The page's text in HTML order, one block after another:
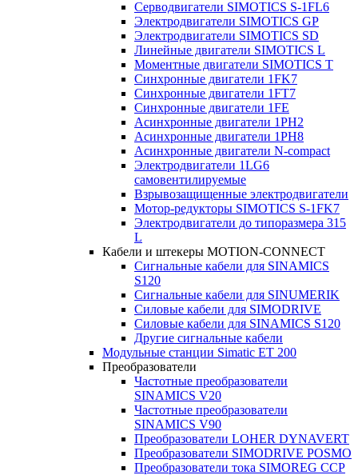
Серводвигатели SIMOTICS S-1FL6
Электродвигатели SIMOTICS GP
Электродвигатели SIMOTICS SD
Линейные двигатели SIMOTICS L
Моментные двигатели SIMOTICS T
Синхронные двигатели 1FK7
Синхронные двигатели 1FT7
Синхронные двигатели 1FE
Асинхронные двигатели 1PH2
Асинхронные двигатели 1PH8
Асинхронные двигатели N-compact
Электродвигатели 1LG6
cамовентилируемые
Взрывозащищенные электродвигатели
Мотор-редукторы SIMOTICS S-1FK7
Электродвигатели до типоразмера 315
L
Кабели и штекеры MOTION-CONNECT
Сигнальные кабели для SINAMICS
S120
Сигнальные кабели для SINUMERIK
Силовые кабели для SIMODRIVE
Силовые кабели для SINAMICS S120
Другие сигнальные кабели
Модульные станции Simatic ET 200
Преобразователи
Частотные преобразователи
SINAMICS V20
Частотные преобразователи
SINAMICS V90
Преобразователи LOHER DYNAVERT
Преобразователи SIMODRIVE POSMO
Преобразователи тока SIMOREG CCP